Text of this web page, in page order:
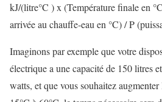
kJ/(litre°C ) x (Température finale en
arrivée au chauffe-eau en °C) / P
Imaginons par exemple que votre
électrique a une capacité de 150 litres
watts, et que vous souhaitez